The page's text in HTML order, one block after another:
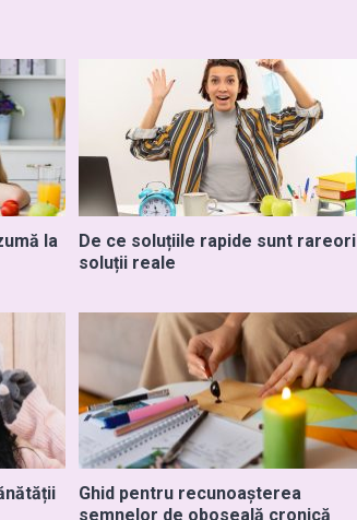
la
De ce soluțiile rapide sunt rareori
soluții reale
Ghid pentru recunoașterea
semnelor de oboseală cronică